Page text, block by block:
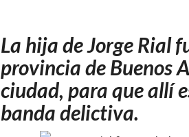
La hija de Jorge Rial
provincia de Buenos
ciudad, para que allí
banda delictiva.